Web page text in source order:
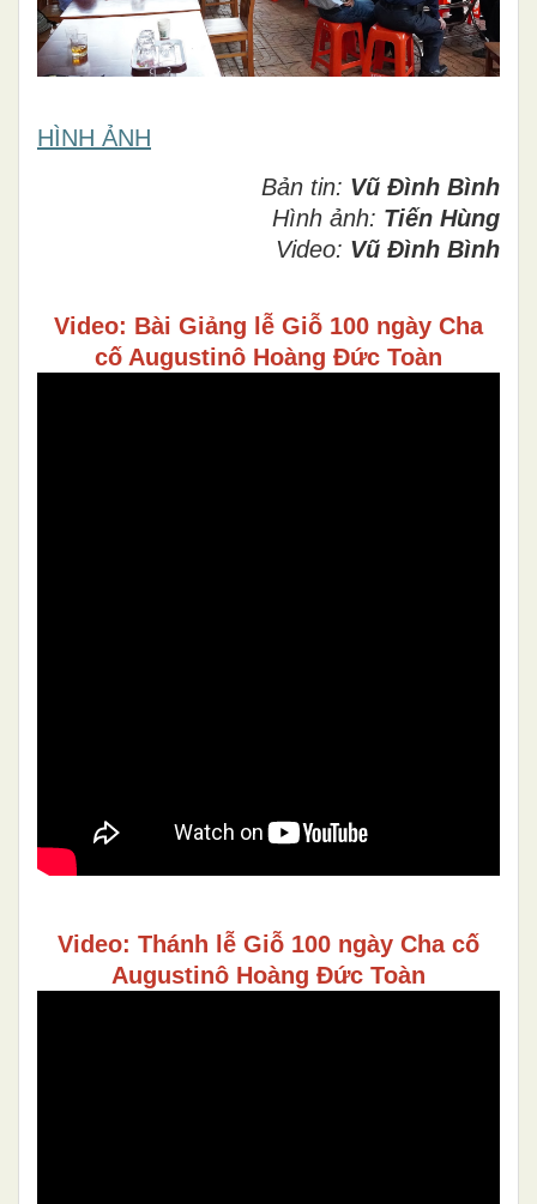
HÌNH ẢNH
Bản tin: Vũ Đình Bình
Hình ảnh: Tiến Hùng
Video: Vũ Đình Bình
Video: Bài Giảng lễ Giỗ 100 ngày Cha
cố Augustinô Hoàng Đức Toàn
Video: Thánh lễ Giỗ 100 ngày Cha cố
Augustinô Hoàng Đức Toàn